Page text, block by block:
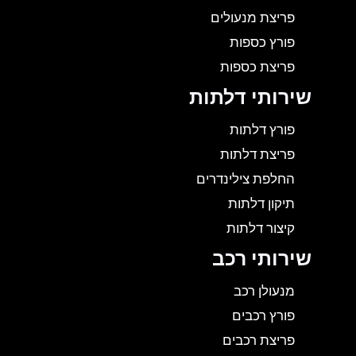
פריצת מנעולים
פורץ כספות
פריצת כספות
שירותי דלתות
פורץ דלתות
פריצת דלתות
החלפת צילינדרים
תיקון דלתות
קיצור דלתות
שירותי רכב
מנעולן רכב
פורץ רכבים
פריצת רכבים